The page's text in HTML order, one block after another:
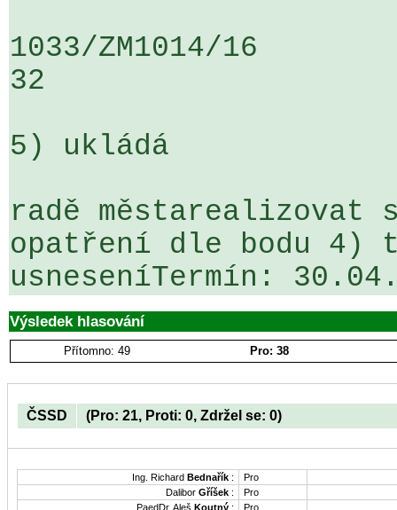
1033/ZM1014/16
32
5) ukládá
radě městarealizovat
opatření dle bodu 4)
usneseníTermín:
Výsledek hlasování
Přítomno: 49 Pro: 38
ČSSD (Pro: 21, Proti: 0, Zdržel se: 0)
Ing. Richard Bednařík :
Pro
Dalibor Gříšek :
Pro
PaedDr. Aleš Koutný : Pro